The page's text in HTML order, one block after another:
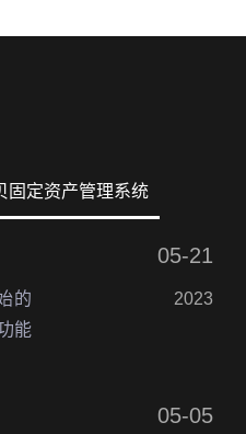
固定资产管理系统
的
能
05-21
2023
05-05